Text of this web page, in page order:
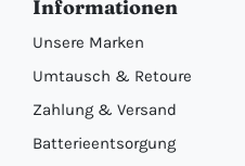
Informationen
Unsere Marken
Umtausch & Retoure
Zahlung & Versand
Batterieentsorgung